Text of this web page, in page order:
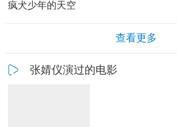
疯犬少年的天空
查看更多
张婧仪演过的电影